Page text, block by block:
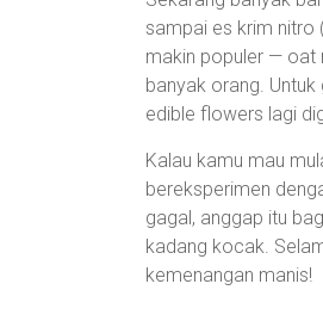
sampai es krim nitro
makin populer — oat
banyak orang.
edible flowers lagi
Kalau kamu mau
bereksperimen
gagal, anggap itu
kadang kocak.
kemenangan manis!